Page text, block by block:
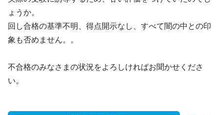
ょうか。
回し合格の基準不明、得点開示なし、すべて闇の中との印
象も否めません。。
不合格のみなさまの状況をよろしければお聞かせくださ
い。